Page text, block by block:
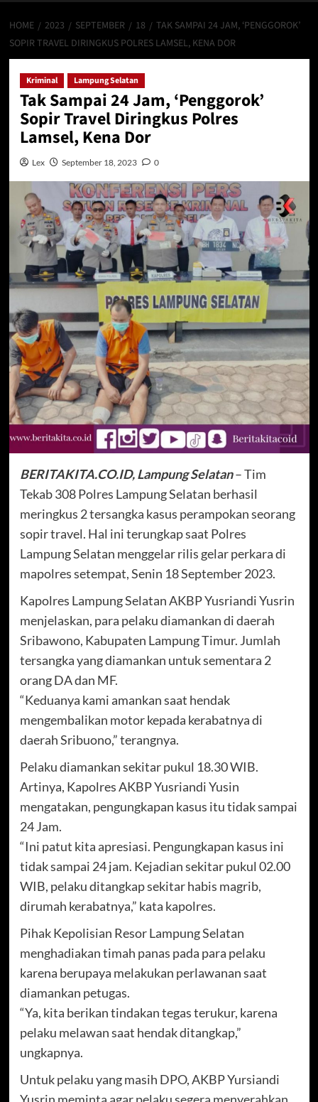
HOME 2023 SEPTEMBER 18
TAK SAMPAI 24 JAM, ‘PENGGOROK’
SOPIR TRAVEL DIRINGKUS POLRES LAMSEL, KENA DOR
Kriminal Lampung Selatan
Tak Sampai 24 Jam, ‘Penggorok’
Sopir Travel Diringkus Polres
Lamsel, Kena Dor
Lex September 18, 2023 0
BERITAKITA.CO.ID, Lampung Selatan– Tim
Tekab 308 Polres Lampung Selatan berhasil
meringkus 2 tersangka kasus perampokan seorang
sopir travel. Hal ini terungkap saat Polres
Lampung Selatan menggelar rilis gelar perkara di
mapolres setempat, Senin 18 September 2023.
Kapolres Lampung Selatan AKBP Yusriandi Yusrin
menjelaskan, para pelaku diamankan di daerah
Sribawono, Kabupaten Lampung Timur. Jumlah
tersangka yang diamankan untuk sementara 2
orang DA dan MF.
“Keduanya kami amankan saat hendak
mengembalikan motor kepada kerabatnya di
daerah Sribuono,” terangnya.
Pelaku diamankan sekitar pukul 18.30 WIB.
Artinya, Kapolres AKBP Yusriandi Yusin
mengatakan, pengungkapan kasus itu tidak sampai
24 Jam.
“Ini patut kita apresiasi. Pengungkapan kasus ini
tidak sampai 24 jam. Kejadian sekitar pukul 02.00
WIB, pelaku ditangkap sekitar habis magrib,
dirumah kerabatnya,” kata kapolres.
Pihak Kepolisian Resor Lampung Selatan
menghadiakan timah panas pada para pelaku
karena berupaya melakukan perlawanan saat
diamankan petugas.
“Ya, kita berikan tindakan tegas terukur, karena
pelaku melawan saat hendak ditangkap,”
ungkapnya.
Untuk pelaku yang masih DPO, AKBP Yursiandi